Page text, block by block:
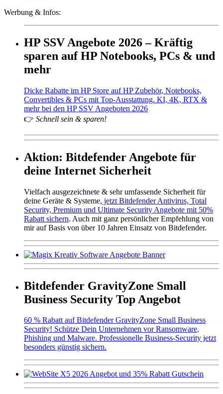
Werbung & Infos:
HP SSV Angebote 2026 – Kräftig
sparen auf HP Notebooks, PCs & und
mehr
Dicke Rabatte im HP Store auf HP Zubehör, Notebooks,
Convertibles & PCs mit Top-Ausstattung. KI, 4K, RTX &
mehr bei den HP SSV Angeboten 2026
👉 Schnell sein & sparen!
Aktion: Bitdefender Angebote für
deine Internet Sicherheit
Vielfach ausgezeichnete & sehr umfassende Sicherheit für
deine Geräte & Systeme, jetzt Bitdefender Antivirus, Total
Security, Premium und Ultimate Security Angebote mit 50%
Rabatt sichern. Auch mit ganz persönlicher Empfehlung von
mir auf Basis von über 10 Jahren Einsatz von Bitdefender.
Bitdefender GravityZone Small
Business Security Top Angebot
60 % Rabatt auf Bitdefender GravityZone Small Business
Security! Schütze Dein Unternehmen vor Ransomware,
Phishing und Malware. Professionelle Business-Security jetzt
besonders günstig sichern.